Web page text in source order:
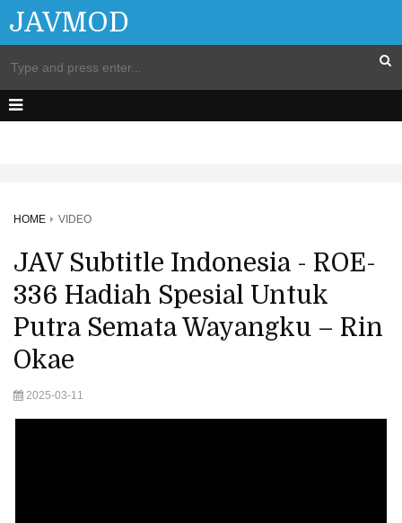
JAVMOD
HOME VIDEO
JAV Subtitle Indonesia - ROE-
336 Hadiah Spesial Untuk
Putra Semata Wayangku – Rin
Okae
2025-03-11